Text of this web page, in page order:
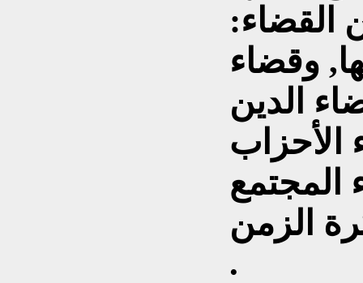
القضاء:
وقضاء
الدين
الأحزاب
المجتمع
الزمن.
.